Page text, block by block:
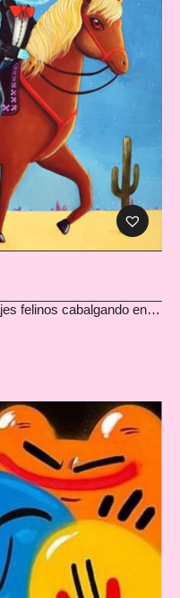
mágico que convierte la
aporta
que enamora a primera vista. Acrílico sobre lienzo